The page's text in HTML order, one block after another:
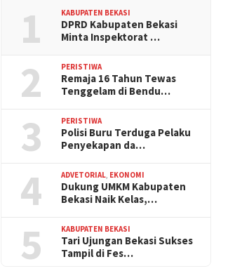
1 KABUPATEN BEKASI
DPRD Kabupaten Bekasi
Minta Inspektorat …
2 PERISTIWA
Remaja 16 Tahun Tewas
Tenggelam di Bendu…
3 PERISTIWA
Polisi Buru Terduga Pelaku
Penyekapan da…
4 ADVETORIAL EKONOMI
Dukung UMKM Kabupaten
Bekasi Naik Kelas,…
5 KABUPATEN BEKASI
Tari Ujungan Bekasi Sukses
Tampil di Fes…